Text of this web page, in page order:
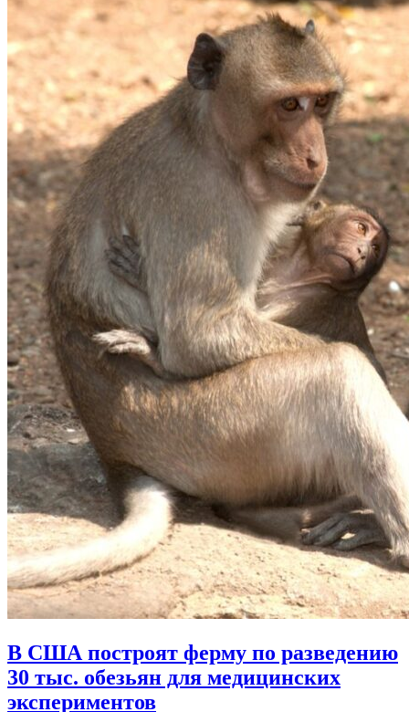
В США построят ферму по разведению
30 тыс. обезьян для медицинских
экспериментов